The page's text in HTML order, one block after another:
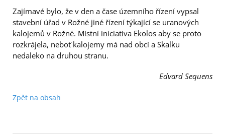
Zajímavé bylo, že v den a čase územního řízení vypsal
stavební úřad v Rožné jiné řízení týkající se uranových
kalojemů v Rožné. Místní iniciativa Ekolos aby se proto
rozkrájela, neboť kalojemy má nad obcí a Skalku
nedaleko na druhou stranu.
Edvard Sequens
Zpět na obsah